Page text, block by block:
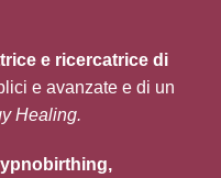
e ricercatrice di
e avanzate e di un
Healing.